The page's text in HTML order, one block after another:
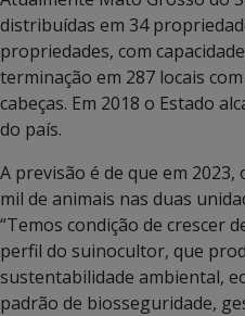
distribuídas em 34
propriedades, com
terminação em 287 locais
cabeças. Em 2018 o Estado
do país.
A previsão é de que em
mil de animais nas duas
“Temos condição de crescer
perfil do suinocultor, que
sustentabilidade ambiental,
padrão de biosseguridade,